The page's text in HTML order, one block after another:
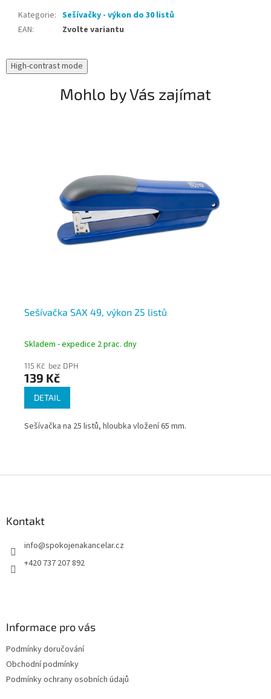
Kategorie: Sešívačky - výkon do 30 listů
EAN: Zvolte variantu
High-contrast mode
Mohlo by Vás zajímat
Sešívačka SAX 49, výkon 25 listů
Skladem - expedice 2 prac. dny
115 Kč bez DPH
139 Kč
DETAIL
Sešívačka na 25 listů, hloubka vložení 65 mm.
Kontakt
info@spokojenakancelar.cz
+420 737 207 892
Informace pro vás
Podmínky doručování
Obchodní podmínky
Podmínky ochrany osobních údajů